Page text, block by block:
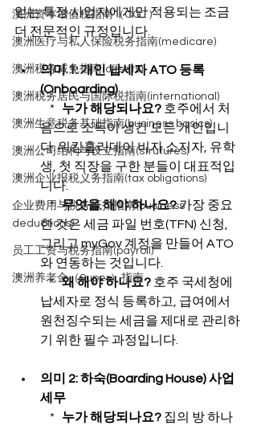
澳洲资本增值税指南（CGT）
澳洲医疗与私人保险税务指南(medicare)
澳洲税务减免指南(offsets)
澳洲税务居民与国际税指南(international)
澳洲生意税务基础指南(business basics)
澳洲公司结构与设立指南(strutures)
澳洲企业报税义务指南(tax obligations)
企业费用与税务抵扣指南(business
deductions)
员工工资与税务指南(payroll)
澳洲养老金（Super）指南
얻는 특정 사업자에게만 적용되는 조금
더 전문적인 규정입니다.
의미 1: 개인 납세자 ATO 등록
(Onboarding)
    *
누가 해당되나요? 호주에서 처
음으로 소득이 생긴 모든 개인입니
다. 워킹홀리데이 비자 소지자, 유학
생, 첫 직장을 구한 분들이 대표적입
니다.
    *
무엇을 해야 하나요? 가장 중요
한 것은 세금 파일 번호(TFN) 신청,
그리고 myGov 계정을 만들어 ATO
와 연동하는 것입니다.
    *
왜 해야 하나요? 호주 국세청에
납세자로 정식 등록하고, 급여에서
원천징수되는 세금을 제대로 관리하
기 위한 필수 과정입니다.
의미 2: 하숙(Boarding House) 사업
세무
    *
누가 해당되나요? 집의 방 하나